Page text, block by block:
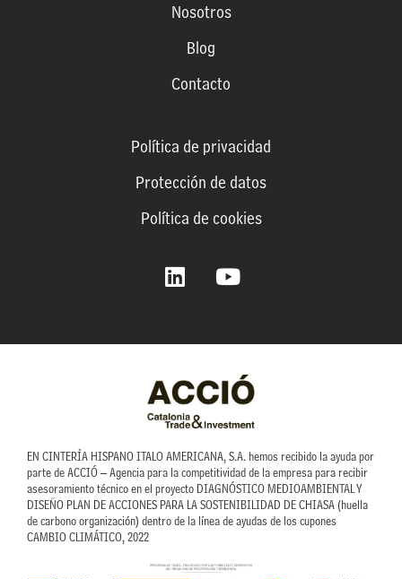
Nosotros
Blog
Contacto
Política de privacidad
Protección de datos
Política de cookies
L
i
d
i
n
Y
o
b
e
EN CINTERÍA HISPANO ITALO AMERICANA, S.A. hemos recibido la ayuda por
parte de ACCIÓ – Agencia para la competitividad de la empresa para recibir
asesoramiento técnico en el proyecto DIAGNÓSTICO MEDIOAMBIENTAL Y
DISEÑO PLAN DE ACCIONES PARA LA SOSTENIBILIDAD DE CHIASA (huella
de carbono organización) dentro de la línea de ayudas de los cupones
CAMBIO CLIMÁTICO, 2022